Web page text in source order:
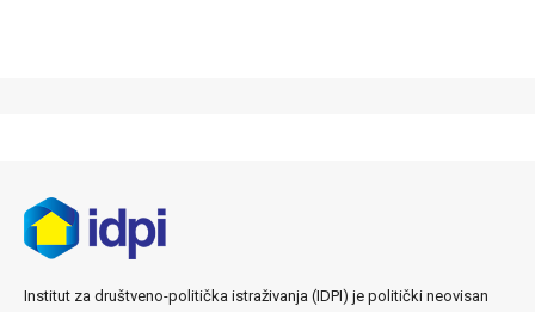
Institut za društveno-politička istraživanja (IDPI) je politički neovisan